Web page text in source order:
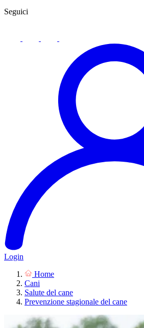
Seguici
Login
Home
Cani
Salute del cane
Prevenzione stagionale del cane